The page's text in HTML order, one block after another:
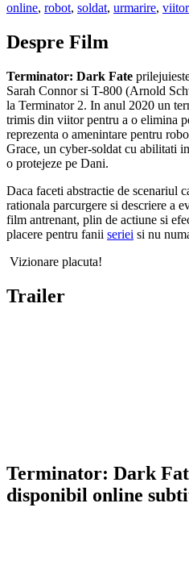
online, robot, soldat, urmarire, viitor
Despre Film
Terminator: Dark Fate
Sarah Connor si T-800 (Arnold
la Terminator 2. In anul 2020 un
trimis din viitor pentru a o elimina
reprezenta o amenintare pentru
Grace, un cyber-soldat cu abilitati
o protejeze pe Dani.
Daca faceti abstractie de scenariul
rationala parcurgere si descriere a
film antrenant, plin de actiune si
placere pentru fanii seriei si nu
Vizionare placuta!
Trailer
Terminator: Dark
disponibil online